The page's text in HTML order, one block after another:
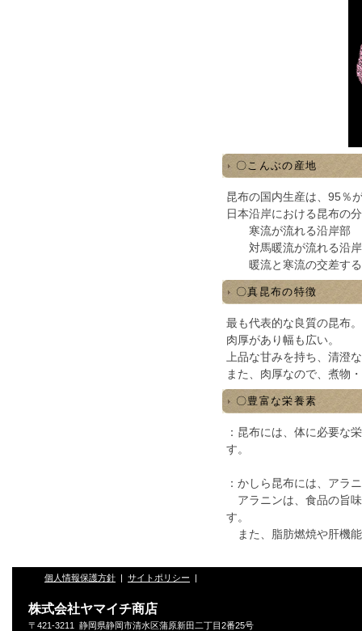
〇こんぶの産地
昆布の国内生産は、95％
日本沿岸における昆布の
寒流が流れる沿岸部
対馬暖流が流れる沿
暖流と寒流の交差する
〇真昆布の特徴
最も代表的な良質の昆布。
肉厚があり幅も広い。
上品な甘みを持ち、清澄
また、肉厚なので、煮物
〇豊富な栄養素
：昆布には、体に必要な
す。
：かしら昆布には、アラ
アラニンは、食品の旨
す。
また、脂肪燃焼や肝機
個人情報保護方針 | サイトポリシー |
株式会社ヤマイチ商店
〒421-3211 静岡県静岡市清水区蒲原新田二丁目2番25号